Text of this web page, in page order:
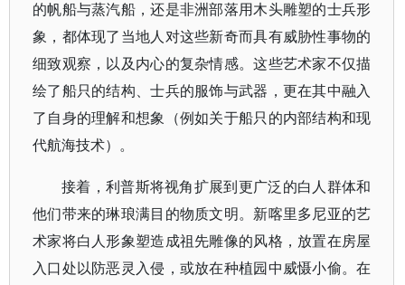
的帆船与蒸汽船，还是非洲部落用木头雕塑的士兵形
象，都体现了当地人对这些新奇而具有威胁性事物的
细致观察，以及内心的复杂情感。这些艺术家不仅描
绘了船只的结构、士兵的服饰与武器，更在其中融入
了自身的理解和想象（例如关于船只的内部结构和现
代航海技术）。
接着，利普斯将视角扩展到更广泛的白人群体和
他们带来的琳琅满目的物质文明。新喀里多尼亚的艺
术家将白人形象塑造成祖先雕像的风格，放置在房屋
入口处以防恶灵入侵，或放在种植园中威慑小偷。在